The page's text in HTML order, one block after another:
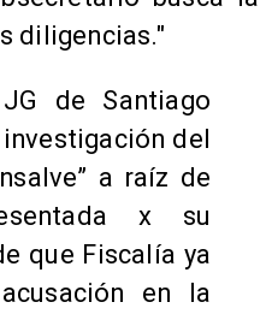
diligencias."
de Santiago
del
a raíz de
x su
que Fiscalía ya
en la